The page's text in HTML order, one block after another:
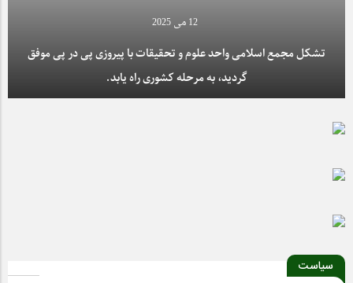
12 می 2025
تشکل مجمع اسلامی واحد علوم و تحقیقات با پیروزی پی در پی موفق
گردید، به مرحله کشوری راه یابد.
سیاست